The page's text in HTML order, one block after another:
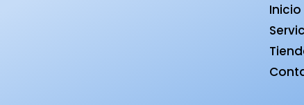
Inicio